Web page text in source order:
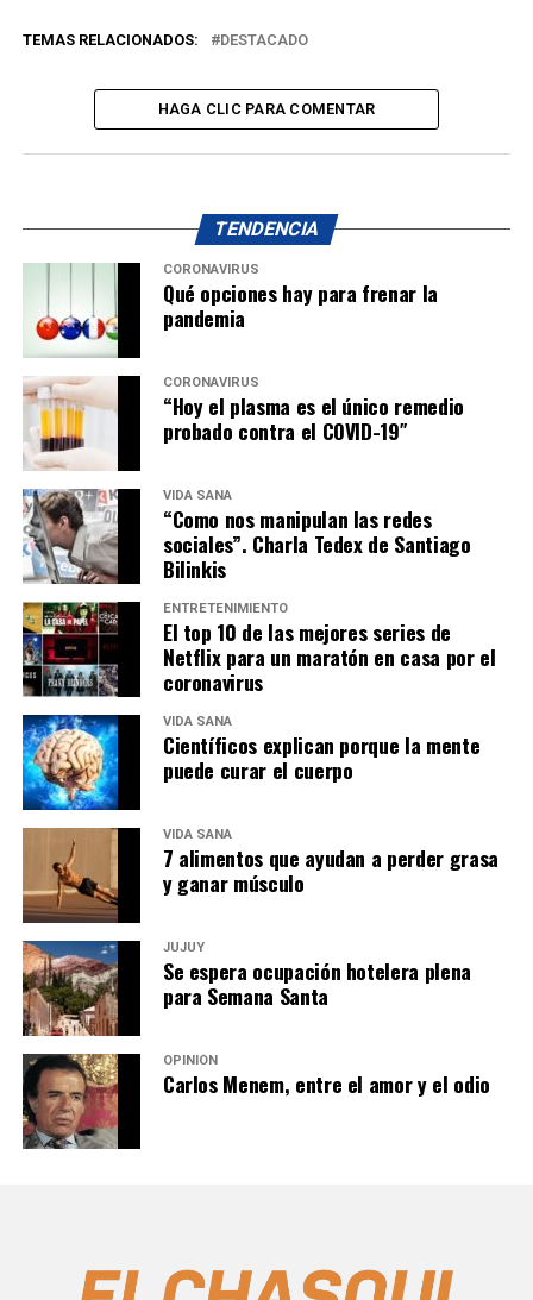
TEMAS RELACIONADOS: DESTACADO
HAGA CLIC PARA COMENTAR
TENDENCIA
CORONAVIRUS
Qué opciones hay para frenar la
pandemia
CORONAVIRUS
“Hoy el plasma es el único remedio
probado contra el COVID-19″
VIDA SANA
“Como nos manipulan las redes
sociales”. Charla Tedex de Santiago
Bilinkis
ENTRETENIMIENTO
El top 10 de las mejores series de
Netflix para un maratón en casa por el
coronavirus
VIDA SANA
Científicos explican porque la mente
puede curar el cuerpo
VIDA SANA
7 alimentos que ayudan a perder grasa
y ganar músculo
JUJUY
Se espera ocupación hotelera plena
para Semana Santa
OPINIÓN
Carlos Menem, entre el amor y el odio